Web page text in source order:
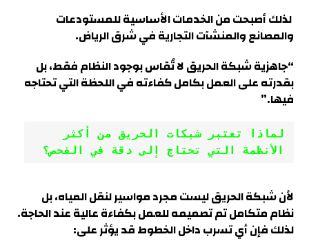
لذلك أصبحت من الخدمات الأساسية للمستودعات
والمصانع والمنشآت التجارية في شرق الرياض.
“جاهزية شبكة الحريق لا تُقاس بوجود النظام فقط، بل
بقدرته على العمل بكامل كفاءته في اللحظة التي تحتاجه
فيها.”
الأنظمة التي تحتاج إلى دقة في الفحص؟
لأن شبكة الحريق ليست مجرد مواسير لنقل المياه، بل
نظام متكامل تم تصميمه للعمل بكفاءة عالية عند الحاجة.
لذلك فإن أي تسرب داخل الخطوط قد يؤثر على: